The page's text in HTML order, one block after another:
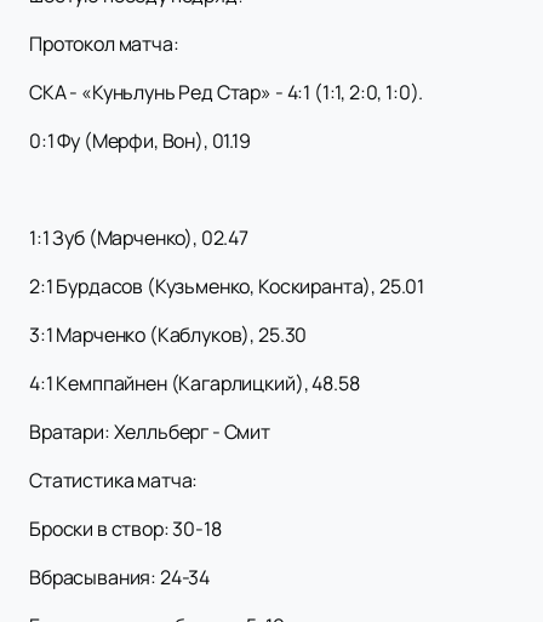
Протокол матча:
СКА - «Куньлунь Ред Стар» - 4:1 (1:1, 2:0, 1:0).
0:1 Фу (Мерфи, Вон), 01.19
1:1 Зуб (Марченко), 02.47
2:1 Бурдасов (Кузьменко, Коскиранта), 25.01
3:1 Марченко (Каблуков), 25.30
4:1 Кемппайнен (Кагарлицкий), 48.58
Вратари: Хелльберг - Смит
Статистика матча:
Броски в створ: 30-18
Вбрасывания: 24-34